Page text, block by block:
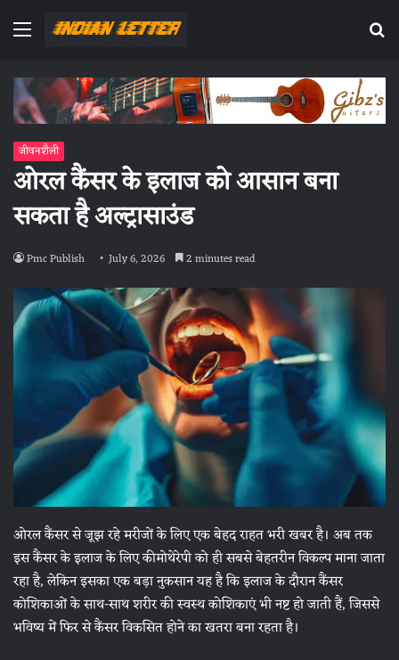
Menu
जीवनशैली
ओरल कैंसर के इलाज को आसान बना
सकता है अल्ट्रासाउंड
Pmc Publish July 6, 2026 2 minutes read
ओरल कैंसर से जूझ रहे मरीजों के लिए एक बेहद राहत भरी खबर है। अब तक
इस कैंसर के इलाज के लिए कीमोथेरेपी को ही सबसे बेहतरीन विकल्प माना जाता
रहा है, लेकिन इसका एक बड़ा नुकसान यह है कि इलाज के दौरान कैंसर
कोशिकाओं के साथ-साथ शरीर की स्वस्थ कोशिकाएं भी नष्ट हो जाती हैं, जिससे
भविष्य में फिर से कैंसर विकसित होने का खतरा बना रहता है।